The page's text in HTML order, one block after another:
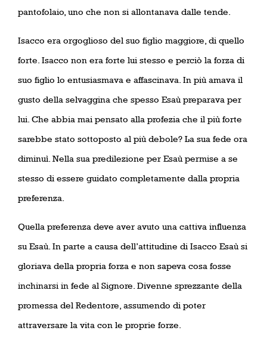
pantofolaio, uno che non si allontanava dalle tende.
Isacco era orgoglioso del suo figlio maggiore, di quello
forte. Isacco non era forte lui stesso e perciò la forza di
suo figlio lo entusiasmava e affascinava. In più amava il
gusto della selvaggina che spesso Esaù preparava per
lui. Che abbia mai pensato alla profezia che il più forte
sarebbe stato sottoposto al più debole? La sua fede ora
diminuì. Nella sua predilezione per Esaù permise a se
stesso di essere guidato completamente dalla propria
preferenza.
Quella preferenza deve aver avuto una cattiva influenza
su Esaù. In parte a causa dell’attitudine di Isacco Esaù si
gloriava della propria forza e non sapeva cosa fosse
inchinarsi in fede al Signore. Divenne sprezzante della
promessa del Redentore, assumendo di poter
attraversare la vita con le proprie forze.